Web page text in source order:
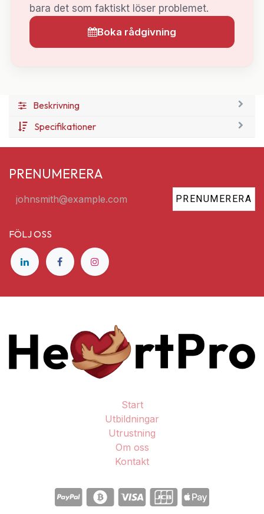
bara det som faktiskt löser problemet.
Boka rådgivning
Beskrivning
Specifikationer
PRENUMERERA
PRENUMERERA
FÖLJ OSS
Start
Utbildningar
Utrustning
Om oss
Kontakt